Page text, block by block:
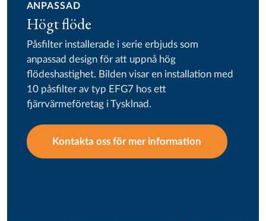
ANPASSAD
Högt flöde
Påsfilter installerade i serie erbjuds som
anpassad design för att uppnå hög
flödeshastighet. Bilden visar en installation med
10 påsfilter av typ EFG7 hos ett
fjärrvärmeföretag i Tysklnad.
Kontakta oss för mer information